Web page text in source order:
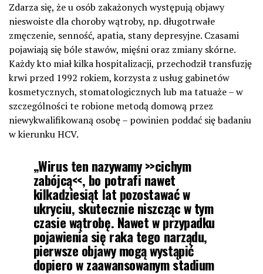
Zdarza się, że u osób zakażonych występują objawy
nieswoiste dla choroby wątroby, np. długotrwałe
zmęczenie, senność, apatia, stany depresyjne. Czasami
pojawiają się bóle stawów, mięśni oraz zmiany skórne.
Każdy kto miał kilka hospitalizacji, przechodził transfuzję
krwi przed 1992 rokiem, korzysta z usług gabinetów
kosmetycznych, stomatologicznych lub ma tatuaże – w
szczególności te robione metodą domową przez
niewykwalifikowaną osobę – powinien poddać się badaniu
w kierunku HCV.
„Wirus ten nazywamy >>cichym
zabójcą<<, bo potrafi nawet
kilkadziesiąt lat pozostawać w
ukryciu, skutecznie niszcząc w tym
czasie wątrobę. Nawet w przypadku
pojawienia się raka tego narządu,
pierwsze objawy mogą wystąpić
dopiero w zaawansowanym stadium